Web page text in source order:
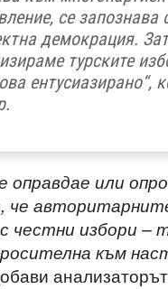
се запознава
демокрация.
турските
ентусиазирано“,
оправдае или
че
честни избори –
към